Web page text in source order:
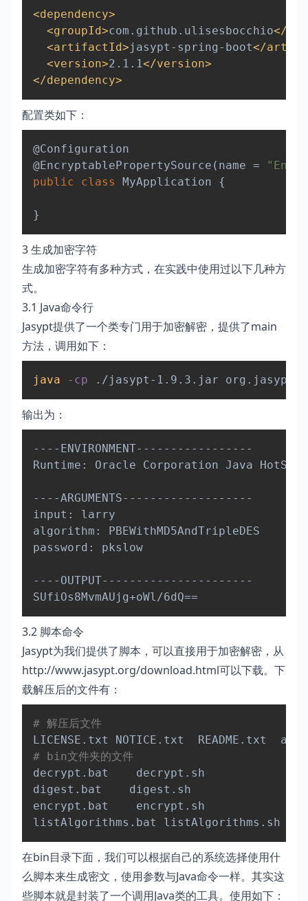
<dependency>
<groupId>com.github.ulisesbocchio</
<artifactId>jasypt-spring-boot</
<version>2.1.1</version>
</dependency>
配置类如下：
@Configuration
@EncryptablePropertySource ( name =
public
class MyApplication {
}
3 生成加密字符
生成加密字符有多种方式，在实践中使用过以下几种方
式。
3.1 Java命令行
Jasypt提供了一个类专门用于加密解密，提供了main
方法，调用如下：
java -cp ./jasypt-1.9.3.jar Copy
输出为：
----ENVIRONMENT-----------------
Runtime: Oracle Corporation Java HotSpot
----ARGUMENTS-------------------
input: larry
algorithm: PBEWithMD5AndTripleDES
password: pkslow
----OUTPUT----------------------
SUfiOs8MvmAUjg+oWl/6dQ==
3.2 脚本命令
Jasypt为我们提供了脚本，可以直接用于加密解密，从
http://www.jasypt.org/download.html可以下载。下
载解压后的文件有：
# 解压后文件
# bin文件夹的文件
decrypt.bat    decrypt.sh
digest.bat    digest.sh
encrypt.bat    encrypt.sh
在bin目录下面，我们可以根据自己的系统选择使用什
么脚本来生成密文，使用参数与Java命令一样。其实这
些脚本就是封装了一个调用Java类的工具。使用如下：